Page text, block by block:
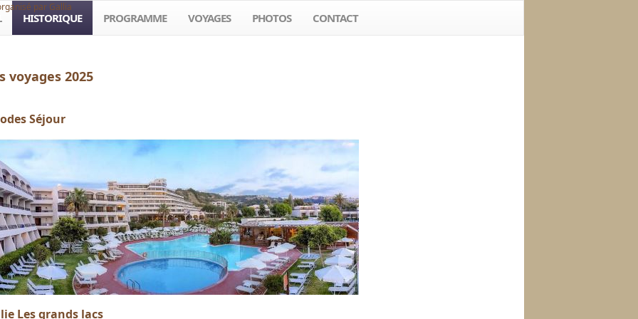
par Gallia
HISTORIQUE PROGRAMME VOYAGES PHOTOS CONTACT
voyages 2025
Séjour
Les grands lacs